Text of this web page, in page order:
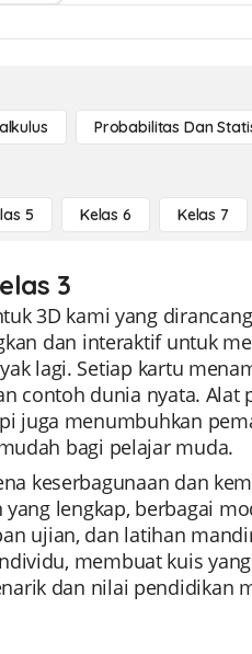
Probabilitas Dan
5 Kelas 6 Kelas 7
3
3D kami yang
dan interaktif untuk
lagi. Setiap kartu
contoh dunia nyata. Alat
juga menumbuhkan
bagi pelajar muda.
keserbagunaan dan
lengkap, berbagai
ujian, dan latihan
membuat kuis
dan nilai pendidikan